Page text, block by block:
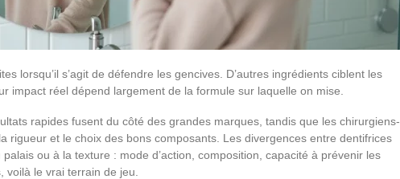
lorsqu’il s’agit de défendre les gencives. D’autres ingrédients ciblent les
impact réel dépend largement de la formule sur laquelle on mise.
rapides fusent du côté des grandes marques, tandis que les chirurgiens-
rigueur et le choix des bons composants. Les divergences entre dentifrices
palais ou à la texture : mode d’action, composition, capacité à prévenir les
voilà le vrai terrain de jeu.